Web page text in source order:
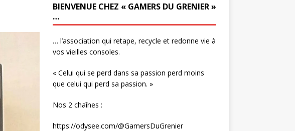
BIENVENUE CHEZ « GAMERS DU GRENIER »
…
… l’association qui retape, recycle et redonne vie à
vos vieilles consoles.
« Celui qui se perd dans sa passion perd moins
que celui qui perd sa passion. »
Nos 2 chaînes :
https://odysee.com/@GamersDuGrenier